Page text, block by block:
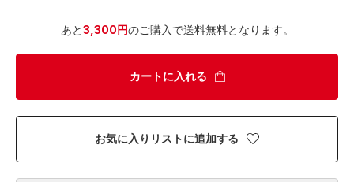
あと3,300円のご購入で送料無料となります。
カートに入れる
お気に入りリストに追加する